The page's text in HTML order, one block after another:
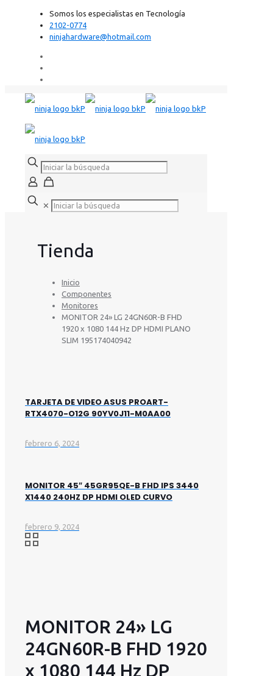
Somos los especialistas en Tecnología
2102-0774
ninjahardware@hotmail.com
✕
Tienda
Inicio
Componentes
Monitores
MONITOR 24» LG 24GN60R-B FHD
1920 x 1080 144 Hz DP HDMI PLANO
SLIM 195174040942
TARJETA DE VIDEO ASUS PROART-
RTX4070-O12G 90YV0J11-M0AA00
febrero 6, 2024
MONITOR 45″ 45GR95QE-B FHD IPS 3440
X1440 240HZ DP HDMI OLED CURVO
febrero 9, 2024
MONITOR 24» LG
24GN60R-B FHD 1920
x 1080 144 Hz DP